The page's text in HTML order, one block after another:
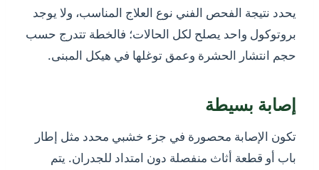
يحدد نتيجة الفحص الفني نوع العلاج المناسب، ولا يوجد
بروتوكول واحد يصلح لكل الحالات؛ فالخطة تتدرج حسب
حجم انتشار الحشرة وعمق توغلها في هيكل المبنى.
إصابة بسيطة
تكون الإصابة محصورة في جزء خشبي محدد مثل إطار
باب أو قطعة أثاث منفصلة دون امتداد للجدران. يتم